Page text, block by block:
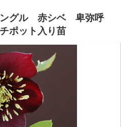
ングル 赤シベ 卑弥呼
ポット入り苗